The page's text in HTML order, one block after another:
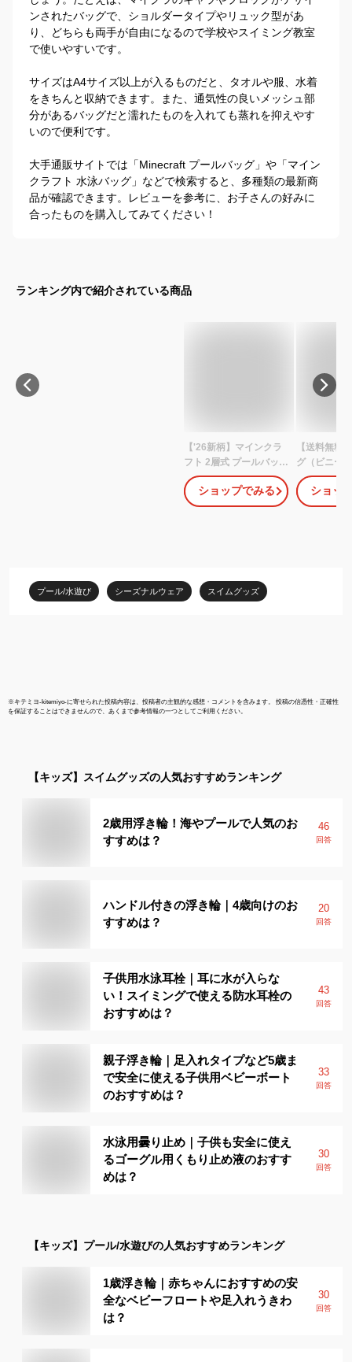
ンされたバッグで、ショルダータイプやリュック型があ
り、どちらも両手が自由になるので学校やスイミング教室
で使いやすいです。
サイズはA4サイズ以上が入るものだと、タオルや服、水着
をきちんと収納できます。また、通気性の良いメッシュ部
分があるバッグだと濡れたものを入れても蒸れを抑えやす
いので便利です。
大手通販サイトでは「Minecraft プールバッグ」や「マイン
クラフト 水泳バッグ」などで検索すると、多種類の最新商
品が確認できます。レビューを参考に、お子さんの好みに
合ったものを購入してみてください！
ランキング内で紹介されている商品
【'26新柄】マインクラ
フト 2層式 プールバッグ
ボンサック ナップサッ
ク クリーパー グッズ ビ
ーチ MINECRAFT マイ
ショップでみる
【送料無料
グ（ビニー
インクラフ
ー:CVB4-
2026年版 /
ショッ
プール/水遊び シーズナルウェア スイムグッズ
※キテミヨ-kitemiyo-に寄せられた投稿内容は、投稿者の主観的な感想・コメントを含みます。 投稿の信憑性・正確性
を保証することはできませんので、あくまで参考情報の一つとしてご利用ください。
【キッズ】 スイムグッズの人気おすすめランキング
2歳用浮き輪！海やプールで人気のお
すすめは？
46
回答
ハンドル付きの浮き輪｜4歳向けのお
すすめは？
20
回答
子供用水泳耳栓｜耳に水が入らな
い！スイミングで使える防水耳栓の
おすすめは？
43
回答
親子浮き輪｜足入れタイプなど5歳ま
で安全に使える子供用ベビーボート
のおすすめは？
33
回答
水泳用曇り止め｜子供も安全に使え
るゴーグル用くもり止め液のおすす
めは？
30
回答
【キッズ】 プール/水遊びの人気おすすめランキング
1歳浮き輪｜赤ちゃんにおすすめの安
全なベビーフロートや足入れうきわ
は？
30
回答